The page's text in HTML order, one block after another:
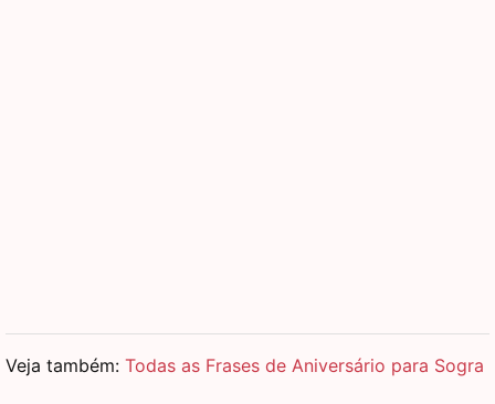
Veja também: Todas as Frases de Aniversário para Sogra